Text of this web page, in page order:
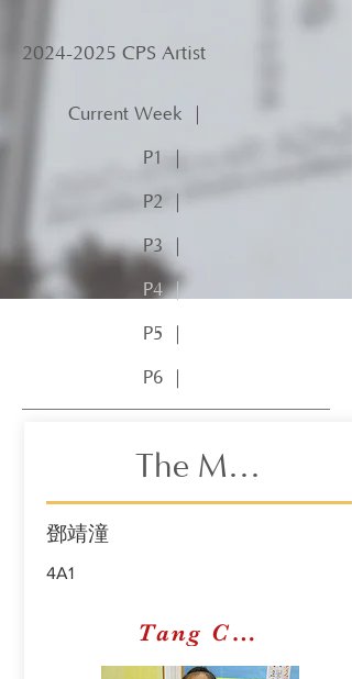
2024-2025 CPS Artist
Current Week ｜
P1 ｜
P2 ｜
P3 ｜
P4 ｜
P5 ｜
P6 ｜
The Mona Lisa
鄧靖潼
4A1
Tang Ching